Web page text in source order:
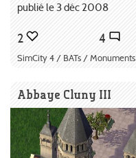
publié le 3 déc 2008
2 4
SimCity 4 / BATs / Monuments
Abbaye Cluny III